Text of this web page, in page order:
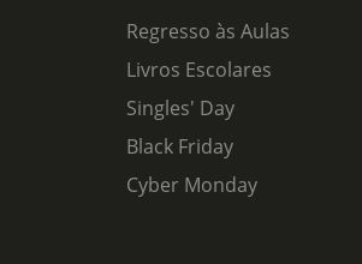
Regresso às Aulas
Livros Escolares
Singles' Day
Black Friday
Cyber Monday